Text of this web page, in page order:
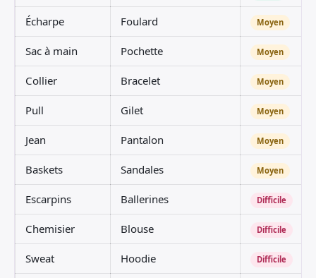
Écharpe Foulard Moyen
Sac à main Pochette Moyen
Collier Bracelet Moyen
Pull Gilet Moyen
Jean Pantalon Moyen
Baskets Sandales Moyen
Escarpins Ballerines Difficile
Chemisier Blouse Difficile
Sweat Hoodie Difficile